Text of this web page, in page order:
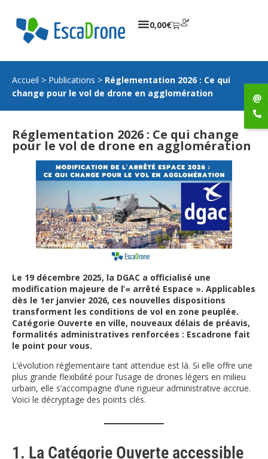
0,00€
Accueil > Publications > Réglementation 2026 : Ce qui
change pour le vol de drone en agglomération
Réglementation 2026 : Ce qui change
pour le vol de drone en agglomération
Le 19 décembre 2025, la DGAC a officialisé une
modification majeure de l’« arrêté Espace ». Applicables
dès le 1er janvier 2026, ces nouvelles dispositions
transforment les conditions de vol en zone peuplée.
Catégorie Ouverte en ville, nouveaux délais de préavis,
formalités administratives renforcées : Escadrone fait
le point pour vous.
L’évolution réglementaire tant attendue est là. Si elle offre une
plus grande flexibilité pour l’usage de drones légers en milieu
urbain, elle s’accompagne d’une rigueur administrative accrue.
Voici le décryptage des points clés.
1. La Catégorie Ouverte accessible